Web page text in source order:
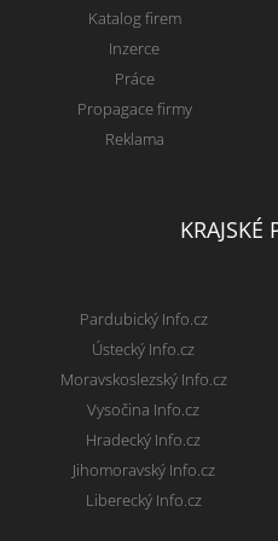
Katalog firem
Inzerce
Práce
Propagace firmy
Reklama
KRAJSKÉ
Pardubický Info.cz
Ústecký Info.cz
Moravskoslezský Info.cz
Vysočina Info.cz
Hradecký Info.cz
Jihomoravský Info.cz
Liberecký Info.cz